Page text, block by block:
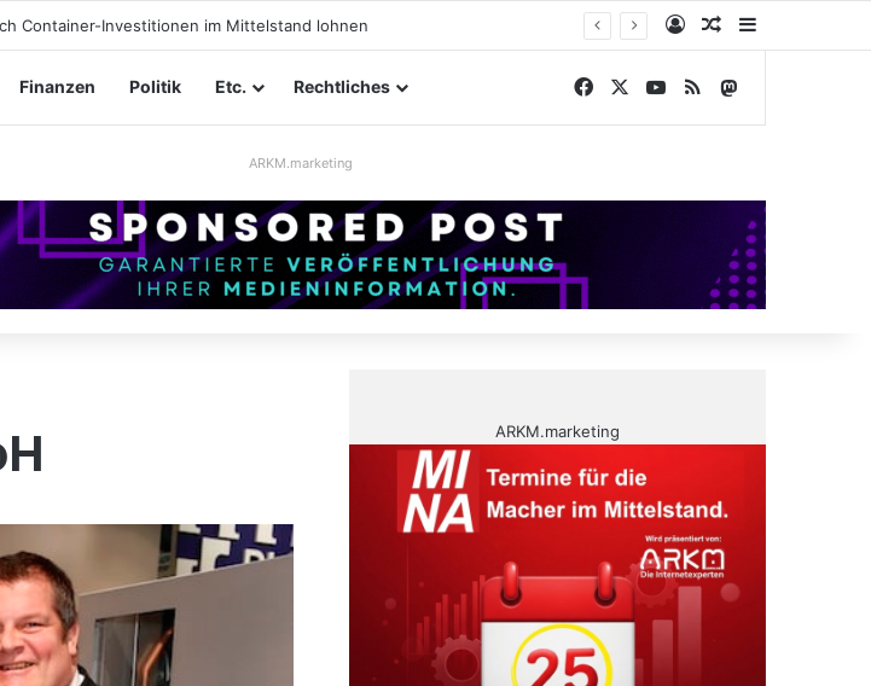
Absperrkonzepte für temporäre Außengelände AnmeldenZufälliger
Finanzen Politik Etc. Rechtliches Facebook YouTube
RSS
ARKM.marketing
ARKM.marketing